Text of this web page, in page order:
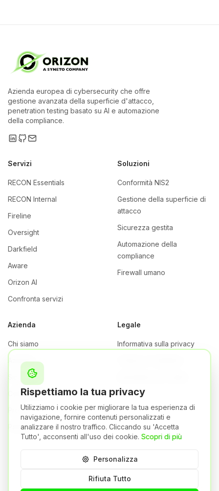
Azienda europea di cybersecurity che offre
gestione avanzata della superficie d'attacco,
penetration testing basato su AI e automazione
della compliance.
Servizi
RECON Essentials
RECON Internal
Fireline
Oversight
Darkfield
Aware
Orizon AI
Confronta servizi
Soluzioni
Conformità NIS2
Gestione della superficie di
attacco
Sicurezza gestita
Automazione della
compliance
Firewall umano
Azienda
Chi siamo
Azienda
Sicurezza
Certificazioni
Prezzi
Partner
Legale
Informativa sulla privacy
Brescia,Italia
Una società del Gruppo Syneto
Rispettiamo la tua privacy
Utilizziamo i cookie per migliorare la tua esperienza di
navigazione, fornire contenuti personalizzati e
analizzare il nostro traffico. Cliccando su 'Accetta
Tutto', acconsenti all'uso dei cookie. Scopri di più
Personalizza
Rifiuta Tutto